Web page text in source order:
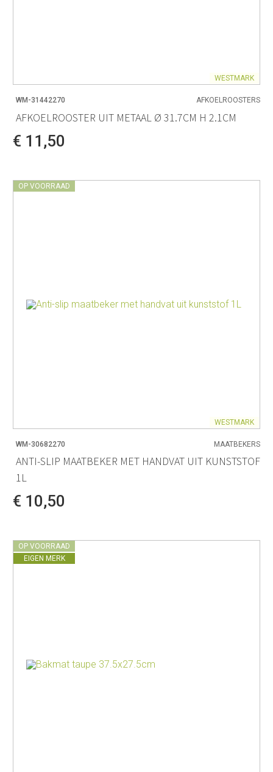
WESTMARK
WM-31442270 AFKOELROOSTERS
AFKOELROOSTER UIT METAAL Ø 31.7CM H 2.1CM
€ 11,50
OP VOORRAAD
WESTMARK
WM-30682270 MAATBEKERS
ANTI-SLIP MAATBEKER MET HANDVAT UIT KUNSTSTOF
1L
€ 10,50
OP VOORRAAD
EIGEN MERK